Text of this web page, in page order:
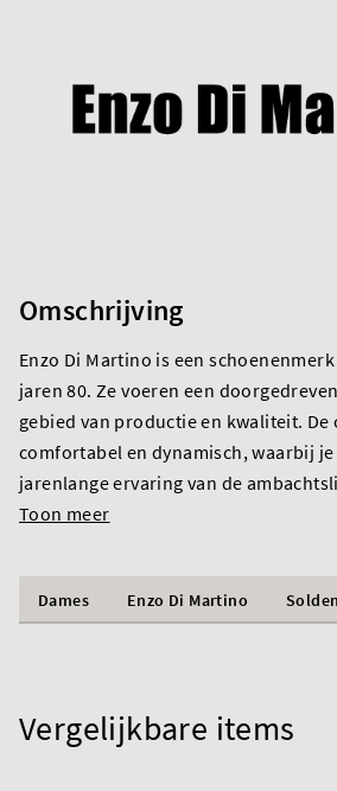
Omschrijving
Enzo Di Martino is een
jaren 80. Ze voeren een
gebied van productie en kwaliteit. De
comfortabel en dynamisch, waarbij
jarenlange ervaring van de
Toon meer
Dames Enzo Di Martino Solden
Vergelijkbare items